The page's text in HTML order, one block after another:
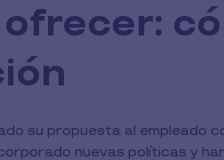
su propuesta al empleado
nuevas políticas y